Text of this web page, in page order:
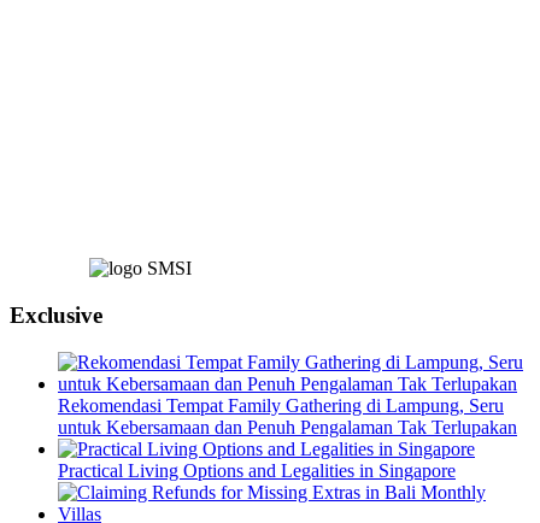
Exclusive
Rekomendasi Tempat Family Gathering di Lampung, Seru
untuk Kebersamaan dan Penuh Pengalaman Tak Terlupakan
Practical Living Options and Legalities in Singapore